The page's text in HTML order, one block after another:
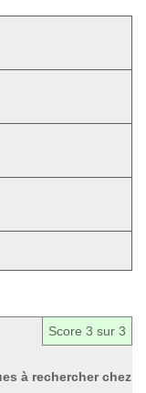
Score 3 sur 3
à rechercher chez